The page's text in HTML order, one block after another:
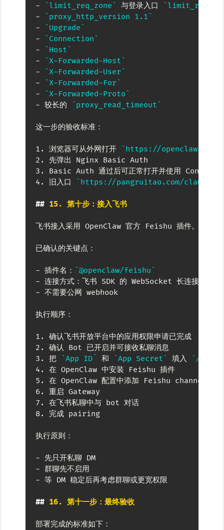
- `limit_req_zone` 与登录入口 `limit_req`
-
`proxy_http_version 1.1`
-
`Upgrade`
-
`Connection`
-
`Host`
-
`X-Forwarded-Host`
-
`X-Forwarded-User`
-
`X-Forwarded-For`
-
`X-Forwarded-Proto`
- 较长的 `proxy_read_timeout`
这一步的验收标准：
1. 浏览器可从外网打开
`https://
2.
3.
4.
旧入口 `https://pangruitao.com/clawbot/`
## 15. 第十步：接入飞书
飞书接入采用 OpenClaw 官方 Feishu 插件。
已确认的关键点：
- 插件名： `@openclaw/feishu`
-
- 不需要公网 webhook
执行顺序：
1.
2.
3.
把 `App ID` 和 `App Secret` 填入
`/root/
4.
5.
6.
7.
8.
完成 pairing
执行原则：
-
-
- 等 DM 稳定后再考虑群聊或更宽权限
## 16. 第十一步：最终验收
部署完成的标准如下：